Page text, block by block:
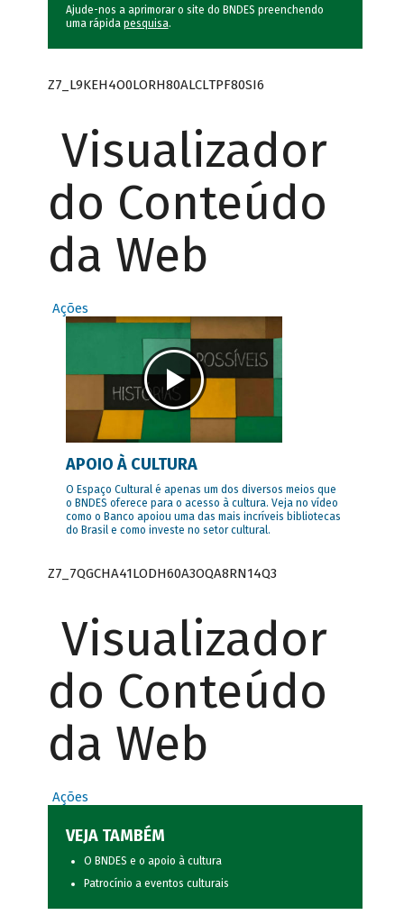
Ajude-nos a aprimorar o site do BNDES preenchendo
uma rápida pesquisa.
Z7_L9KEH4O0LORH80ALCLTPF80SI6
Visualizador
do Conteúdo
da Web
Ações
APOIO À CULTURA
O Espaço Cultural é apenas um dos diversos meios que
o BNDES oferece para o acesso à cultura. Veja no vídeo
como o Banco apoiou uma das mais incríveis bibliotecas
do Brasil e como investe no setor cultural.
Z7_7QGCHA41LODH60A3OQA8RN14Q3
Visualizador
do Conteúdo
da Web
Ações
VEJA TAMBÉM
O BNDES e o apoio à cultura
Patrocínio a eventos culturais